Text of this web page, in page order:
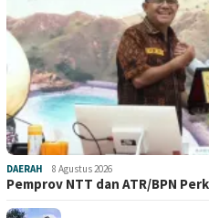
DAERAH 8 Agustus 2026
Pemprov NTT dan ATR/BPN